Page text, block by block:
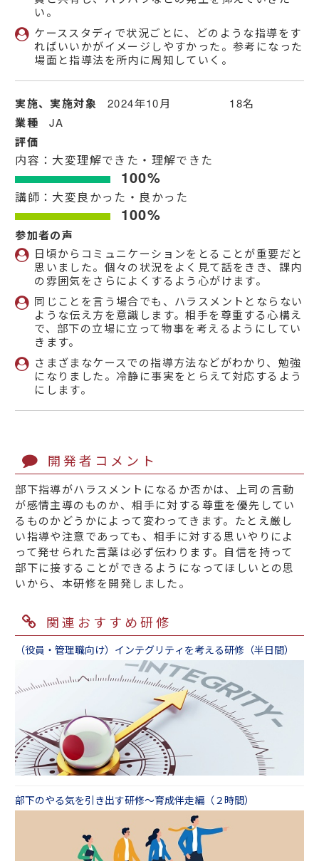
い。
ケーススタディで状況ごとに、どのような指導をす
ればいいかがイメージしやすかった。参考になった
場面と指導法を所内に周知していく。
実施、実施対象 2024年10月 18名
業種 JA
評価
内容：大変理解できた・理解できた
100%
講師：大変良かった・良かった
100%
参加者の声
日頃からコミュニケーションをとることが重要だと
思いました。個々の状況をよく見て話をきき、課内
の雰囲気をさらによくするよう心がけます。
同じことを言う場合でも、ハラスメントとならない
ような伝え方を意識します。相手を尊重する心構え
で、部下の立場に立って物事を考えるようにしてい
きます。
さまざまなケースでの指導方法などがわかり、勉強
になりました。冷静に事実をとらえて対応するよう
にします。
開発者コメント
部下指導がハラスメントになるか否かは、上司の言動
が感情主導のものか、相手に対する尊重を優先してい
るものかどうかによって変わってきます。たとえ厳し
い指導や注意であっても、相手に対する思いやりによ
って発せられた言葉は必ず伝わります。自信を持って
部下に接することができるようになってほしいとの思
いから、本研修を開発しました。
関連おすすめ研修
（役員・管理職向け）インテグリティを考える研修（半日間）
部下のやる気を引き出す研修～育成伴走編（２時間）